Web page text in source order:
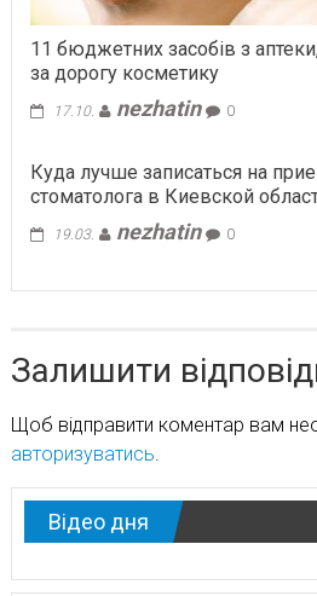
11 бюджетних засобів з
за дорогу косметику
17.10. nezhatin 0
Куда лучше записаться на
стоматолога в Киевской
19.03. nezhatin 0
Залишити
Щоб відправити коментар вам
авторизуватись
Відео дня